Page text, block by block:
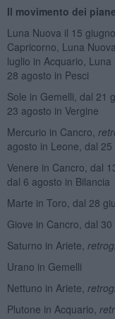
Il movimento dei
Luna Nuova il 15
Capricorno, Luna
luglio in Acquario,
28 agosto in Pesci
Sole in Gemelli, dal 21
23 agosto in Vergine
Mercurio in Cancro,
agosto in Leone, dal
Venere in Cancro, dal
dal 6 agosto in Bilancia
Marte in Toro, dal 28
Giove in Cancro, dal
Saturno in Ariete,
Urano in Gemelli
Nettuno in Ariete,
Plutone in Acquario,